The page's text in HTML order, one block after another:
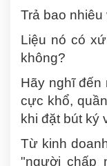
Trả bao
Liệu nó có
không?
Hãy nghĩ đến
cực khổ,
khi đặt bút ký
Từ kinh
"người chấp